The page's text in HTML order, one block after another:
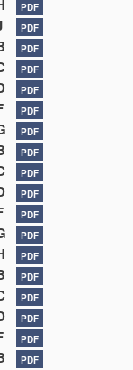
PDF
PDF
PDF
PDF
PDF
PDF
PDF
PDF
PDF
PDF
PDF
PDF
PDF
PDF
PDF
PDF
PDF
PDF